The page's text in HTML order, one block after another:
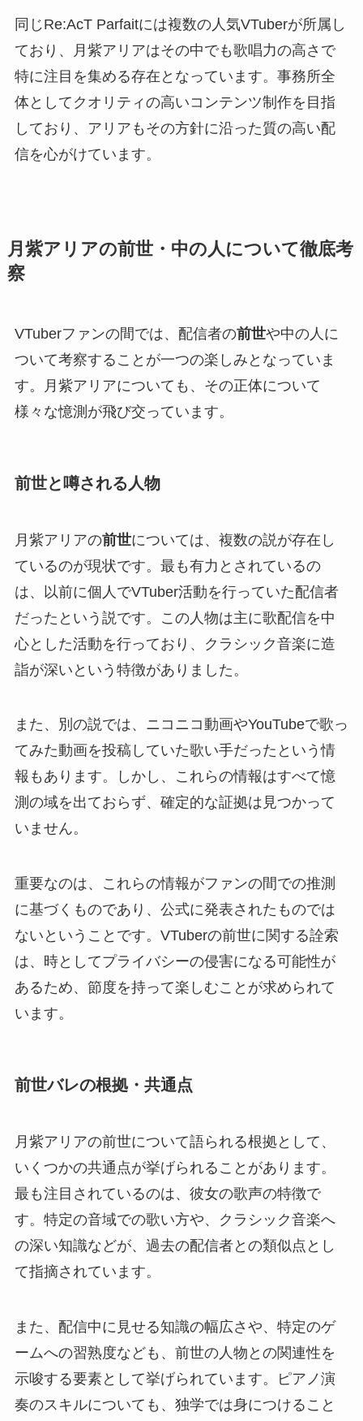
同じRe:AcT Parfaitには複数の人気VTuberが所属し
ており、月紫アリアはその中でも歌唱力の高さで
特に注目を集める存在となっています。事務所全
体としてクオリティの高いコンテンツ制作を目指
しており、アリアもその方針に沿った質の高い配
信を心がけています。
月紫アリアの前世・中の人について徹底考
察
VTuberファンの間では、配信者の前世や中の人に
ついて考察することが一つの楽しみとなっていま
す。月紫アリアについても、その正体について
様々な憶測が飛び交っています。
前世と噂される人物
月紫アリアの前世については、複数の説が存在し
ているのが現状です。最も有力とされているの
は、以前に個人でVTuber活動を行っていた配信者
だったという説です。この人物は主に歌配信を中
心とした活動を行っており、クラシック音楽に造
詣が深いという特徴がありました。
また、別の説では、ニコニコ動画やYouTubeで歌っ
てみた動画を投稿していた歌い手だったという情
報もあります。しかし、これらの情報はすべて憶
測の域を出ておらず、確定的な証拠は見つかって
いません。
重要なのは、これらの情報がファンの間での推測
に基づくものであり、公式に発表されたものでは
ないということです。VTuberの前世に関する詮索
は、時としてプライバシーの侵害になる可能性が
あるため、節度を持って楽しむことが求められて
います。
前世バレの根拠・共通点
月紫アリアの前世について語られる根拠として、
いくつかの共通点が挙げられることがあります。
最も注目されているのは、彼女の歌声の特徴で
す。特定の音域での歌い方や、クラシック音楽へ
の深い知識などが、過去の配信者との類似点とし
て指摘されています。
また、配信中に見せる知識の幅広さや、特定のゲ
ームへの習熟度なども、前世の人物との関連性を
示唆する要素として挙げられています。ピアノ演
奏のスキルについても、独学では身につけること